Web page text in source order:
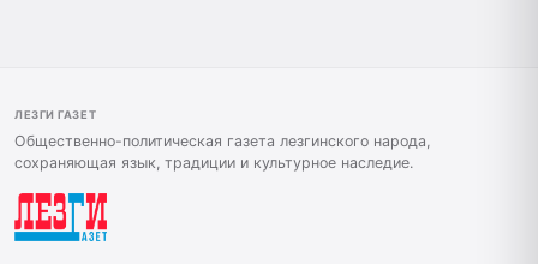
ЛЕЗГИ ГАЗЕТ
Общественно-политическая газета лезгинского народа,
сохраняющая язык, традиции и культурное наследие.